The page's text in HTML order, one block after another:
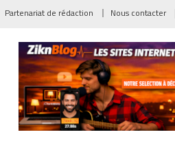
Partenariat de rédaction Nous contacter